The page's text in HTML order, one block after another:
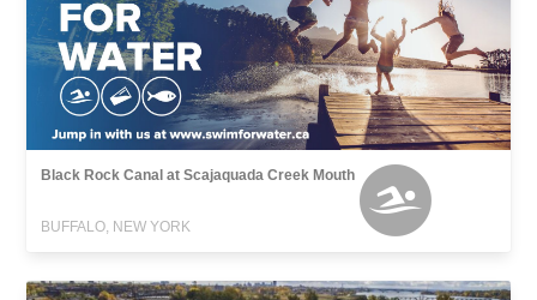
Black Rock Canal at Scajaquada Creek Mouth
BUFFALO, NEW YORK